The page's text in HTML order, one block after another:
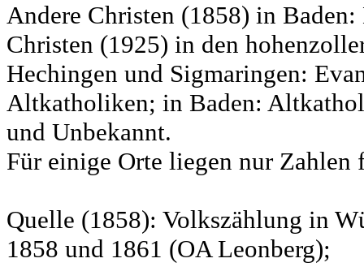
Andere Christen (1858) in
Christen (1925) in den
Hechingen und Sigmaringen:
Altkatholiken; in Baden:
und Unbekannt.
Für einige Orte liegen nur Zahlen
Quelle (1858): Volkszählung in
1858 und 1861 (OA Leonberg);